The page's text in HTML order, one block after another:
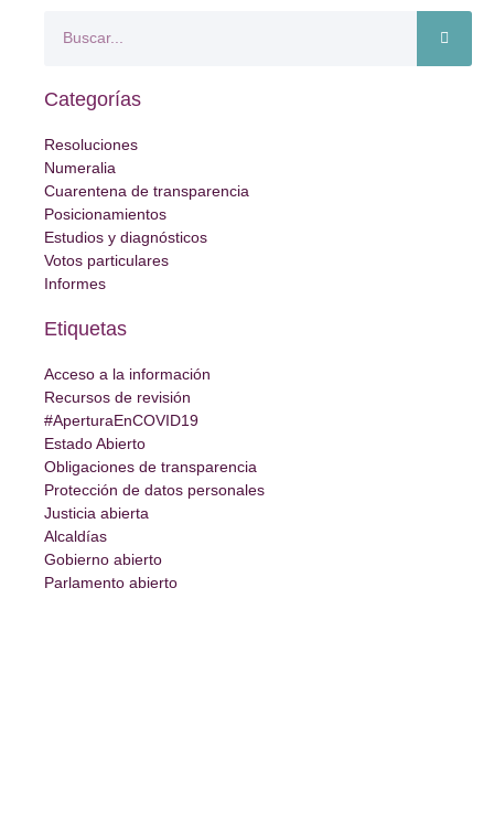
Categorías
Resoluciones
Numeralia
Cuarentena de transparencia
Posicionamientos
Estudios y diagnósticos
Votos particulares
Informes
Etiquetas
Acceso a la información
Recursos de revisión
#AperturaEnCOVID19
Estado Abierto
Obligaciones de transparencia
Protección de datos personales
Justicia abierta
Alcaldías
Gobierno abierto
Parlamento abierto